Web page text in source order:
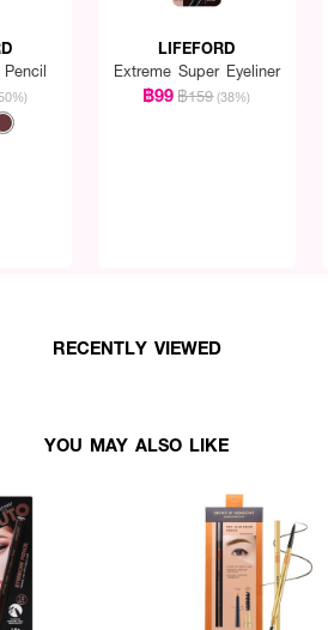
LIFEFORD
Extreme Super Eyeliner
฿99฿159 (38%)
RECENTLY VIEWED
YOU MAY ALSO LIKE